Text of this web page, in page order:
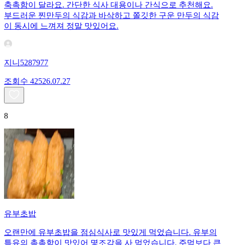
축촉함이 달라요. 간단한 식사 대용이나 간식으로 추천해요.
부드러운 찐만두의 식감과 바삭하고 쫄깃한 구운 만두의 식감
이 동시에 느껴져 정말 맛있어요.
지니5287977
조회수 42526.07.27
8
유부초밥
오랜만에 유부초밥을 점심식사로 맛있게 먹었습니다. 유부의
특유의 촉촉함이 맛있어 몇조각을 사 먹었습니다. 주먹보다 큰